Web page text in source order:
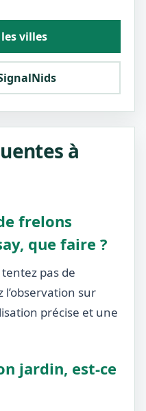
villes
à
frelons
que faire ?
pas de
sur
précise et une
jardin, est-ce